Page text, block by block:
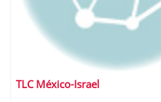
TLC México-Israel